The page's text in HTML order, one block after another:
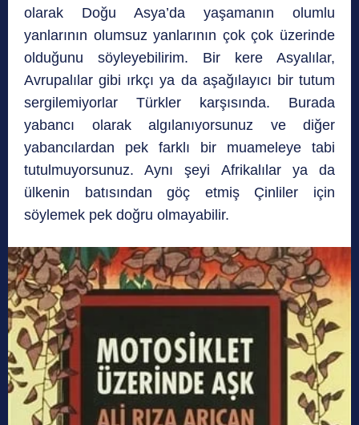
olarak Doğu Asya’da yaşamanın olumlu
yanlarının olumsuz yanlarının çok çok üzerinde
olduğunu söyleyebilirim. Bir kere Asyalılar,
Avrupalılar gibi ırkçı ya da aşağılayıcı bir tutum
sergilemiyorlar Türkler karşısında. Burada
yabancı olarak algılanıyorsunuz ve diğer
yabancılardan pek farklı bir muameleye tabi
tutulmuyorsunuz. Aynı şeyi Afrikalılar ya da
ülkenin batısından göç etmiş Çinliler için
söylemek pek doğru olmayabilir.